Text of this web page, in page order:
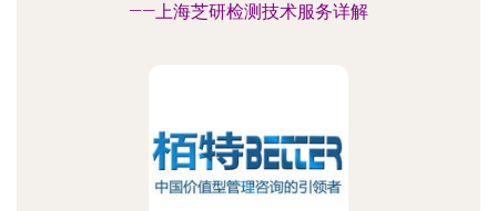
——上海芝研检测技术服务详解